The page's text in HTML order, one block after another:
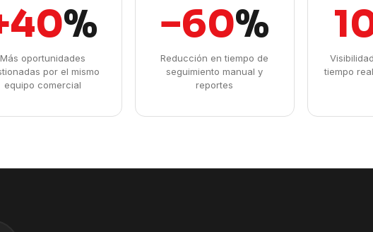
%
Más oportunidades
por el mismo
equipo comercial
−60%
Reducción en tiempo de
seguimiento manual y
reportes
tiempo